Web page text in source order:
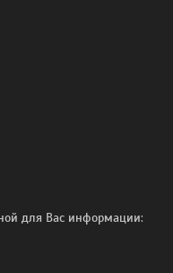
для Вас информации: